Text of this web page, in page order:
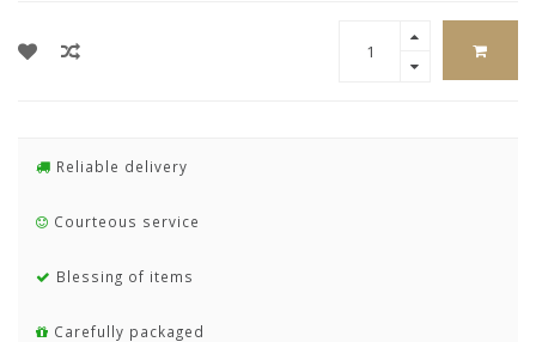
Reliable delivery
Courteous service
Blessing of items
Carefully packaged